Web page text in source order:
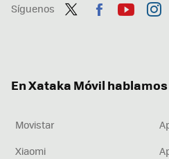
Síguenos
En Xataka Móvil
Movistar
Xiaomi